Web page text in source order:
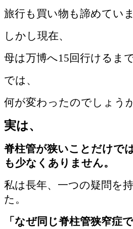
旅行も買い物も諦めてい
しかし現在、
母は万博へ15回行けるま
では、
何が変わったのでしょうか
実は、
脊柱管が狭いことだけで
も少なくありません。
私は長年、一つの疑問を
た。
「なぜ同じ脊柱管狭窄症